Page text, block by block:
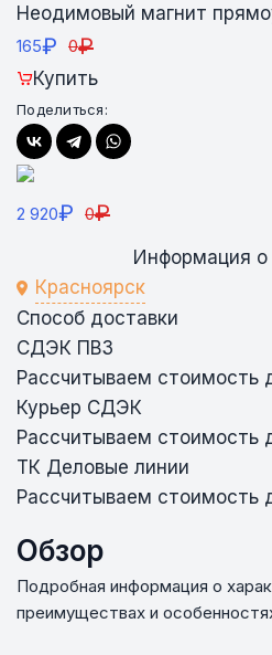
Неодимовый магнит
165₽ 0₽
Купить
Поделиться:
2 920₽ 0₽
Информация о
Красноярск
Способ доставки
СДЭК ПВЗ
Рассчитываем стоимость
Курьер СДЭК
Рассчитываем стоимость
ТК Деловые линии
Рассчитываем стоимость
Обзор
Подробная информация о
преимуществах и